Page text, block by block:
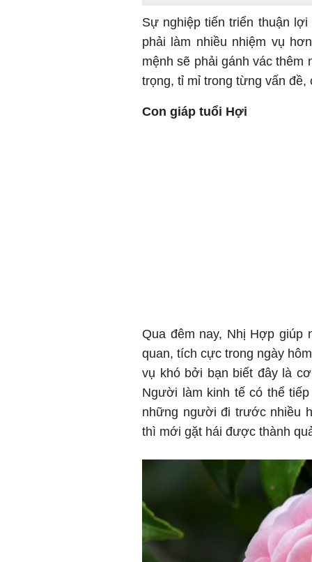
Sự nghiệp tiến triển thuận
phải làm nhiều nhiệm vụ
mệnh sẽ phải gánh vác thêm
trọng, tỉ mỉ trong từng vấn
Con giáp tuổi Hợi
Qua đêm nay, Nhị Hợp
quan, tích cực trong ngày
vụ khó bởi bạn biết đây là
Người làm kinh tế có thể
những người đi trước nhiều
thì mới gặt hái được thành